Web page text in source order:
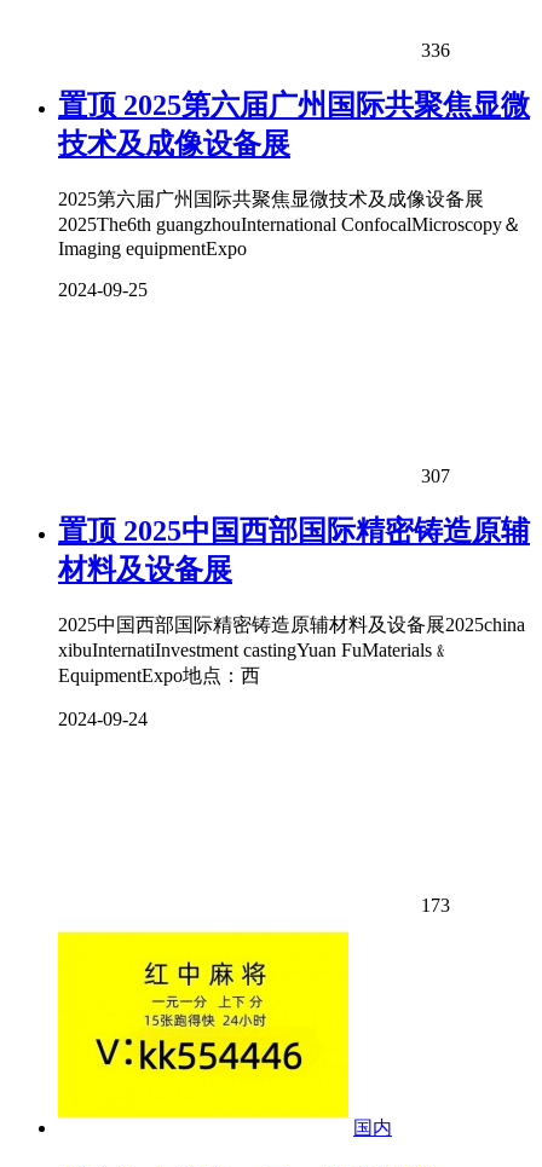
336
置顶 2025第六届广州国际共聚焦显微
技术及成像设备展
2025第六届广州国际共聚焦显微技术及成像设备展
2025The6th guangzhouInternational ConfocalMicroscopy＆
Imaging equipmentExpo
2024-09-25
307
置顶 2025中国西部国际精密铸造原辅
材料及设备展
2025中国西部国际精密铸造原辅材料及设备展2025china
xibuInternatiInvestment castingYuan FuMaterials﹠
EquipmentExpo地点：西
2024-09-24
173
国内